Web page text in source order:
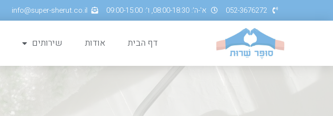
052-3676272 א'-ה': 08:00-18:30, ו': 09:00-15:00 info@super-sherut.co.il
דף הבית אודות שירותים